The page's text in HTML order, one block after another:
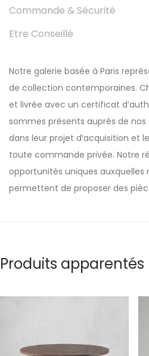
Commande & Sécurité
Etre Conseillé
Notre galerie basée à Paris
de collection contemporaines.
et livrée avec un certificat
sommes présents auprès de
dans leur projet d’acquisition et
toute commande privée. Notre
opportunités uniques auxquelles
permettent de proposer des
Produits apparentés